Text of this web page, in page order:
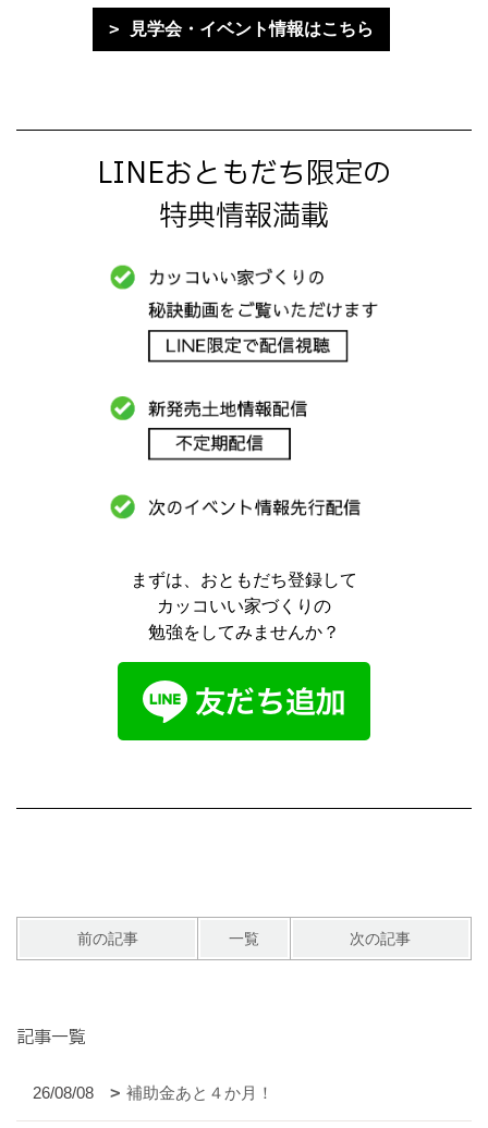
見学会・イベント情報はこちら
LINEおともだち限定の
特典情報満載
まずは、おともだち登録して
カッコいい家づくりの
勉強をしてみませんか？
前の記事 一覧 次の記事
記事一覧
26/08/08 補助金あと４か月！